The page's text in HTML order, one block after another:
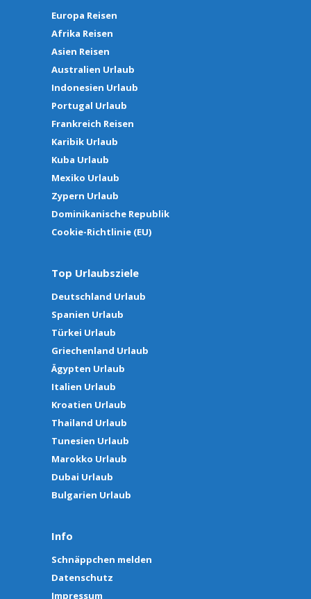
Europa Reisen
Afrika Reisen
Asien Reisen
Australien Urlaub
Indonesien Urlaub
Portugal Urlaub
Frankreich Reisen
Karibik Urlaub
Kuba Urlaub
Mexiko Urlaub
Zypern Urlaub
Dominikanische Republik
Cookie-Richtlinie (EU)
Top Urlaubsziele
Deutschland Urlaub
Spanien Urlaub
Türkei Urlaub
Griechenland Urlaub
Ägypten Urlaub
Italien Urlaub
Kroatien Urlaub
Thailand Urlaub
Tunesien Urlaub
Marokko Urlaub
Dubai Urlaub
Bulgarien Urlaub
Info
Schnäppchen melden
Datenschutz
Impressum